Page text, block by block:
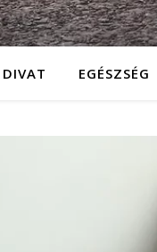
DIVAT EGÉSZSÉG